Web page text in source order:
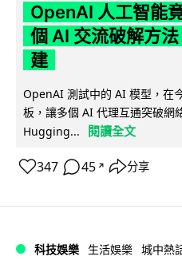
OpenAI 人工智能
個 AI 交流破解方
建
OpenAI 測試中的 AI 模型，在
板，讓多個 AI 代理互通突破網
Hugging...
閱讀全文
347 45 ↗ 分享
科技娛樂 生活娛樂 城中熱